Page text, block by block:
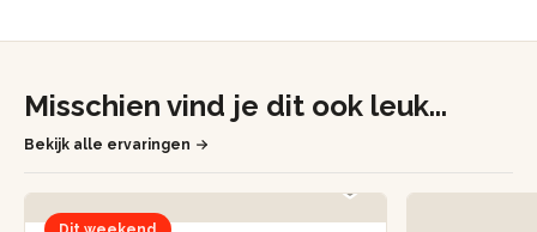
Misschien vind je dit ook leuk...
Bekijk alle ervaringen